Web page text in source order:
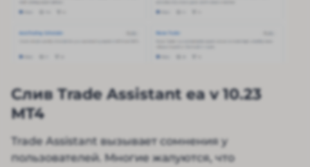
Слив Trade Assistant ea v 10.23
MT4
Trade Assistant вызывает сомнения у
пользователей. Многие жалуются, что